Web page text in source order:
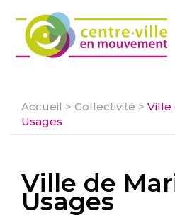
Accueil > Collectivité > Ville
Usages
Ville de
Usages